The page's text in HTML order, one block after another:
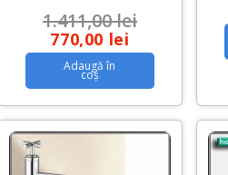
1.411,00lei
770,00 lei
Adaugă în
coș